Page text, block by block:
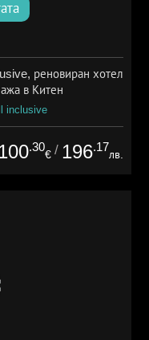
реновиран хотел
в Китен
inclusive
.30
€ / 196.17
лв.